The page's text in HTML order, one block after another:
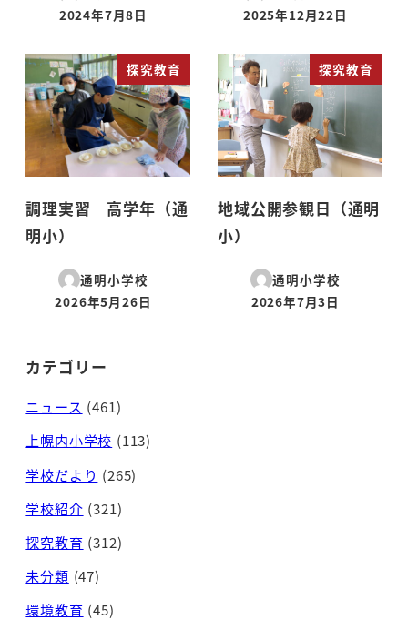
投稿日
2024年7月8日
投稿日
2025年12月22日
探究教育
調理実習 高学年（通
明小）
通明小学校
投稿日
2026年5月26日
探究教育
地域公開参観日（通明
小）
通明小学校
投稿日
2026年7月3日
カテゴリー
ニュース (461)
上幌内小学校 (113)
学校だより (265)
学校紹介 (321)
探究教育 (312)
未分類 (47)
環境教育 (45)